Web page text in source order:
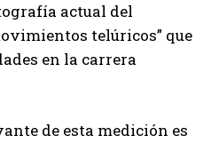
actual del
telúricos” que
en la carrera
de esta medición es